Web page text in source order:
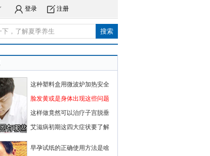
登录 注册
这种塑料盒用微波炉加热安全
脸发黄或是身体出现这些问题
这样做竟然可以治疗子宫脱垂
艾滋病初期这四大症状要了解
早孕试纸的正确使用方法是啥